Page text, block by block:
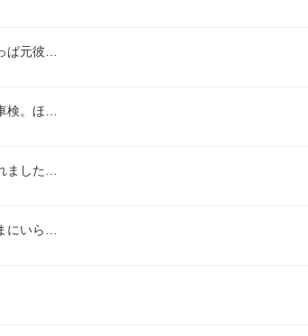
ぱ元彼…
検。ほ…
ました…
にいら…